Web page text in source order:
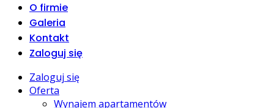
O firmie
Galeria
Kontakt
Zaloguj się
Zaloguj się
Oferta
Wynajem apartamentów